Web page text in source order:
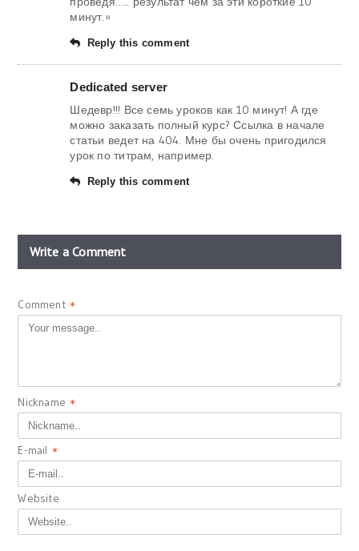
минут.»
Reply this comment
Dedicated server
Шедевр!!! Все семь уроков как 10 минут! А где
можно заказать полный курс? Ссылка в начале
статьи ведет на 404. Мне бы очень пригодился
урок по титрам, например.
Reply this comment
Write a Comment
Comment *
Nickname *
E-mail *
Website